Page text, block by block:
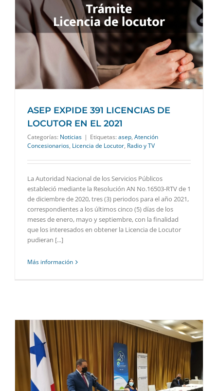
ASEP EXPIDE 391 LICENCIAS DE
LOCUTOR EN EL 2021
Categorías: Noticias | Etiquetas: asep, Atención
Concesionarios, Licencia de Locutor, Radio y TV
La Autoridad Nacional de los Servicios Públicos
estableció mediante la Resolución AN No.16503-RTV de 1
de diciembre de 2020, tres (3) periodos para el año 2021,
correspondientes a los últimos cinco (5) días de los
meses de enero, mayo y septiembre, con la finalidad
que los interesados en obtener la Licencia de Locutor
pudieran [...]
Más información